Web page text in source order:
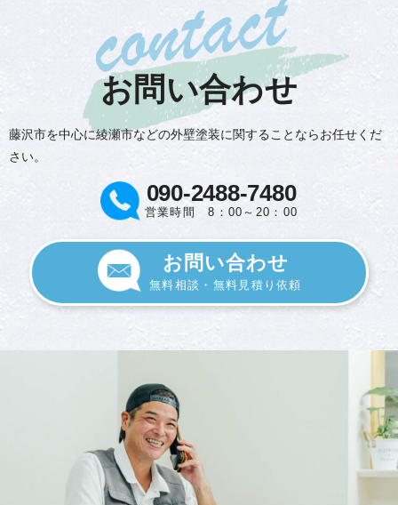
お問い合わせ
藤沢市を中心に綾瀬市などの外壁塗装に関することならお任せくだ
さい。
090-2488-7480
営業時間 8：00～20：00
お問い合わせ
無料相談・無料見積り依頼